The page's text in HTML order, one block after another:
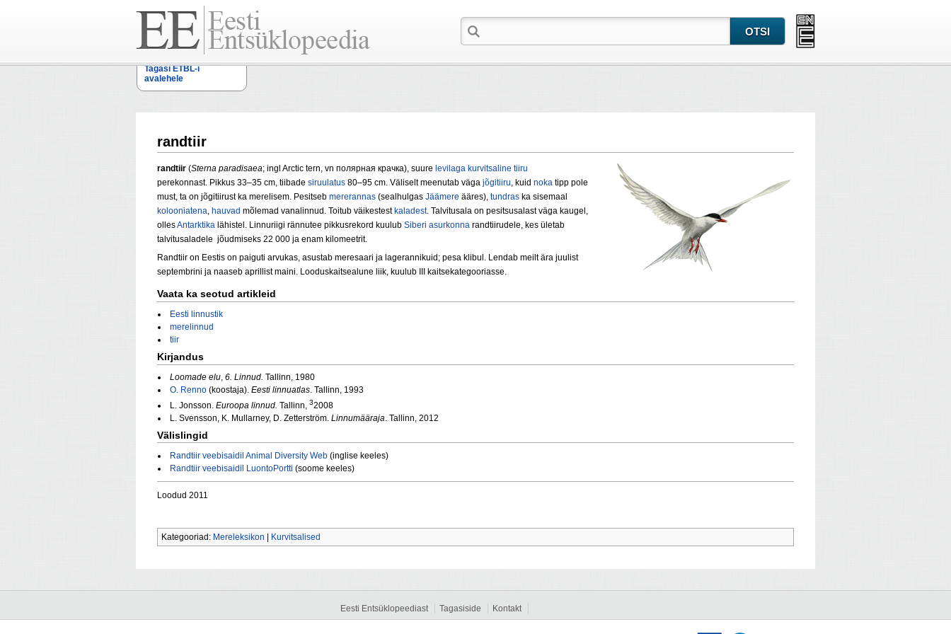
Tagasi ETBL-i
avalehele
randtiir
randtiir (Sterna paradisaea; ingl Arctic tern, vn полярная крачка), suure levilaga kurvitsaline tiiru
perekonnast. Pikkus 33–35 cm, tiibade siruulatus 80–95 cm. Väliselt meenutab väga jõgitiiru, kuid noka tipp pole
must, ta on jõgitiirust ka merelisem. Pesitseb mererannas (sealhulgas Jäämere ääres), tundras ka sisemaal
kolooniatena, hauvad mõlemad vanalinnud. Toitub väikestest kaladest. Talvitusala on pesitsusalast väga kaugel,
ollesAntarktika lähistel. Linnuriigi rännutee pikkusrekord kuulub Siberi asurkonna randtiirudele, kes ületab
talvitusaladele jõudmiseks 22 000 ja enam kilomeetrit.
Randtiir on Eestis on paiguti arvukas, asustab meresaari ja lagerannikuid; pesa klibul. Lendab meilt ära juulist
septembrini ja naaseb aprillist maini. Looduskaitsealune liik, kuulub III kaitsekategooriasse.
Vaata ka seotud artikleid
Eesti linnustik
merelinnud
tiir
Kirjandus
Loomade elu, 6. Linnud. Tallinn, 1980
O. Renno (koostaja). Eesti linnuatlas. Tallinn, 1993
L. Jonsson. Euroopa linnud. Tallinn, 32008
L. Svensson, K. Mullarney, D. Zetterström. Linnumääraja. Tallinn, 2012
Välislingid
Randtiir veebisaidil Animal Diversity Web (inglise keeles)
Randtiir veebisaidil LuontoPortti (soome keeles)
Loodud 2011
Kategooriad: Mereleksikon | Kurvitsalised
Eesti Entsüklopeediast Tagasiside Kontakt